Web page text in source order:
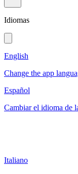
Idiomas
English
Change the app
Español
Cambiar el idioma de
Italiano